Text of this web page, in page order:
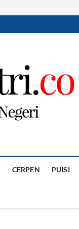
CERPEN PUISI